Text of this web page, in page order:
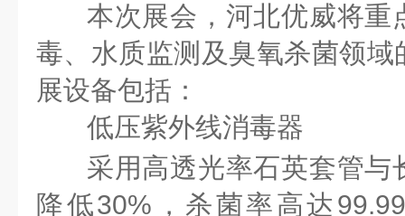
本次展会，河北优威将重
毒、水质监测及臭氧杀菌领
展设备包括：
低压紫外线消毒器
采用高透光率石英套管与
降低30%，杀菌率高达